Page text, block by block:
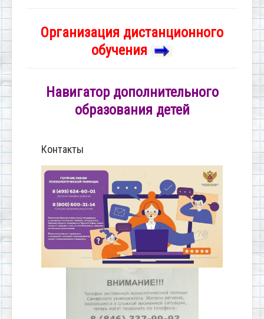
Организация дистанционного
обучения
Навигатор дополнительного
образования детей
Контакты